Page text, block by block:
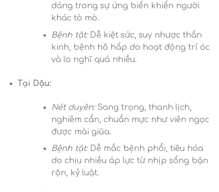
dáng trong sự ứng biến khiến người
khác tò mò.
Bệnh tật:Dễ kiệt sức, suy nhược thần
kinh, bệnh hô hấp do hoạt động trí óc
và lo nghĩ quá nhiều.
Tại Dậu:
Nét duyên:Sang trọng, thanh lịch,
nghiêm cẩn, chuẩn mực như viên ngọc
được mài giũa.
Bệnh tật:Dễ mắc bệnh phổi, tiêu hóa
do chịu nhiều áp lực từ nhịp sống bận
rộn, kỷ luật.